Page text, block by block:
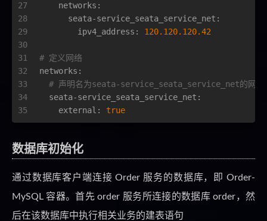
27
28
29
30
31
32
33
34
35
networks:
seata-service_seata_service_net:
ipv4_address:
120.120.120.42
# 定义网络
networks:
# 声明名为seata-service_seata_service_net的网络
seata-service_seata_service_net:
external:
true
数据库初始化
通过数据库客户端连接 Order 服务的数据库，即 Order-
MySQL 容器。首先 order 服务所连接的数据库 order，然
后在该数据库中执行相关业务的建表语句